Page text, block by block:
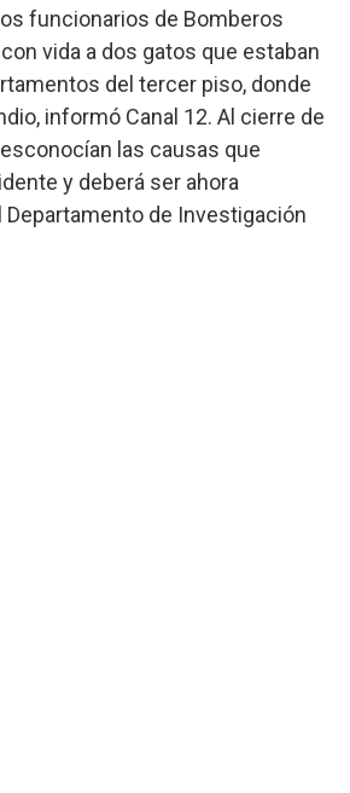
funcionarios de Bomberos
vida a dos gatos que estaban
del tercer piso, donde
informó Canal 12. Al cierre de
las causas que
y deberá ser ahora
Departamento de Investigación